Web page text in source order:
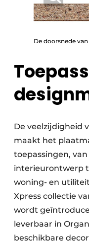
De doorsnede
De veelzijdigheid
maakt het
toepassingen,
interieurontwerp
woning- en
Xpress collectie
wordt
leverbaar in
beschikbare